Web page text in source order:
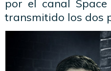
por el canal
transmitido los dos